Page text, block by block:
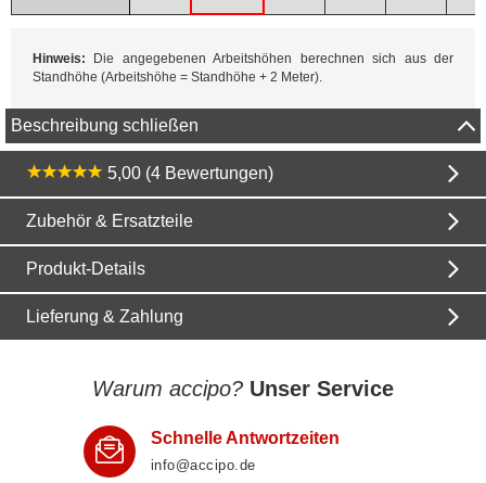
Hinweis: Die angegebenen Arbeitshöhen berechnen sich aus der
Standhöhe (Arbeitshöhe = Standhöhe + 2 Meter).
Beschreibung schließen
5,00 (4 Bewertungen)
Zubehör & Ersatzteile
Produkt-Details
Lieferung & Zahlung
Warum accipo? Unser Service
Schnelle Antwortzeiten
info@accipo.de